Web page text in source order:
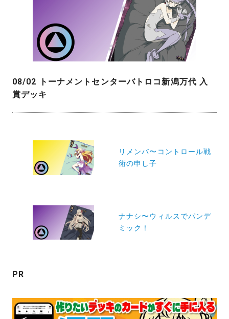
08/02 トーナメントセンターバトロコ新潟万代 入
賞デッキ
ン
リメンバ〜コントロール戦
術の申し子
ナナシ〜ウィルスでパンデ
ミック！
PR